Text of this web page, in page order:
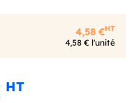
4,58 €HT
4,58 € l'unité
HT